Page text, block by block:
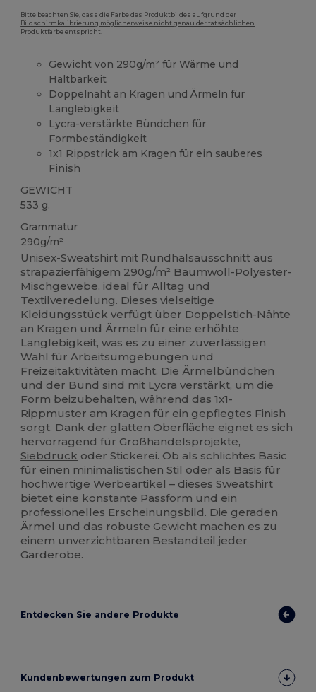
Bitte beachten Sie, dass die Farbe des Produktbildes aufgrund der
Bildschirmkalibrierung möglicherweise nicht genau der tatsächlichen
Produktfarbe entspricht.
Gewicht von 290g/m² für Wärme und
Haltbarkeit
Doppelnaht an Kragen und Ärmeln für
Langlebigkeit
Lycra-verstärkte Bündchen für
Formbeständigkeit
1x1 Rippstrick am Kragen für ein sauberes
Finish
GEWICHT
533 g.
Grammatur
290g/m²
Unisex-Sweatshirt mit Rundhalsausschnitt aus
strapazierfähigem 290g/m² Baumwoll-Polyester-
Mischgewebe, ideal für Alltag und
Textilveredelung. Dieses vielseitige
Kleidungsstück verfügt über Doppelstich-Nähte
an Kragen und Ärmeln für eine erhöhte
Langlebigkeit, was es zu einer zuverlässigen
Wahl für Arbeitsumgebungen und
Freizeitaktivitäten macht. Die Ärmelbündchen
und der Bund sind mit Lycra verstärkt, um die
Form beizubehalten, während das 1x1-
Rippmuster am Kragen für ein gepflegtes Finish
sorgt. Dank der glatten Oberfläche eignet es sich
hervorragend für Großhandelsprojekte,
Siebdruck oder Stickerei. Ob als schlichtes Basic
für einen minimalistischen Stil oder als Basis für
hochwertige Werbeartikel – dieses Sweatshirt
bietet eine konstante Passform und ein
professionelles Erscheinungsbild. Die geraden
Ärmel und das robuste Gewicht machen es zu
einem unverzichtbaren Bestandteil jeder
Garderobe.
Entdecken Sie andere Produkte
Kundenbewertungen zum Produkt